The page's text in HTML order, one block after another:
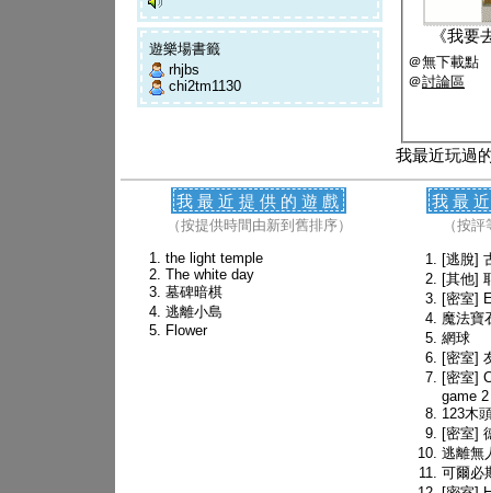
遊樂場書籤
rhjbs
chi2tm1130
《我要
＠無下載點
＠討論區
我最近玩過
我最近提供的遊戲
（按提供時間由新到舊排序）
the light temple
The white day
墓碑暗棋
逃離小島
Flower
我最
（按
[逃脫]
[其他]
[密室]
魔法寶
網球
[密室]
[密室]
game 2
123木
[密室]
逃離無
可爾必